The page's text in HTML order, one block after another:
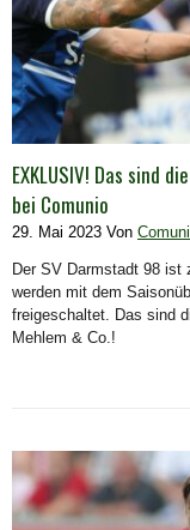
EXKLUSIV! Das sind
bei Comunio
29. Mai 2023 Von
Der SV Darmstadt 98 ist
werden mit dem
freigeschaltet. Das sind
Mehlem & Co.!